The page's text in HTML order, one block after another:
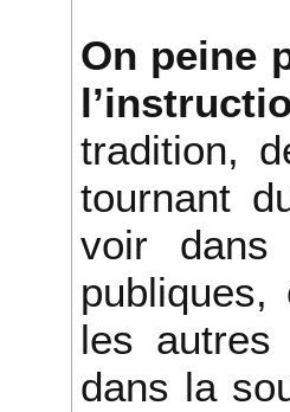
On peine
tradition,
tournant
voir dans
les
dans la